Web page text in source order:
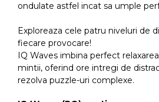
ondulate astfel incat sa umple
Exploreaza cele patru niveluri de
fiecare provocare!
IQ Waves imbina perfect
mintii, oferind ore intregi de
rezolva puzzle-uri complexe.